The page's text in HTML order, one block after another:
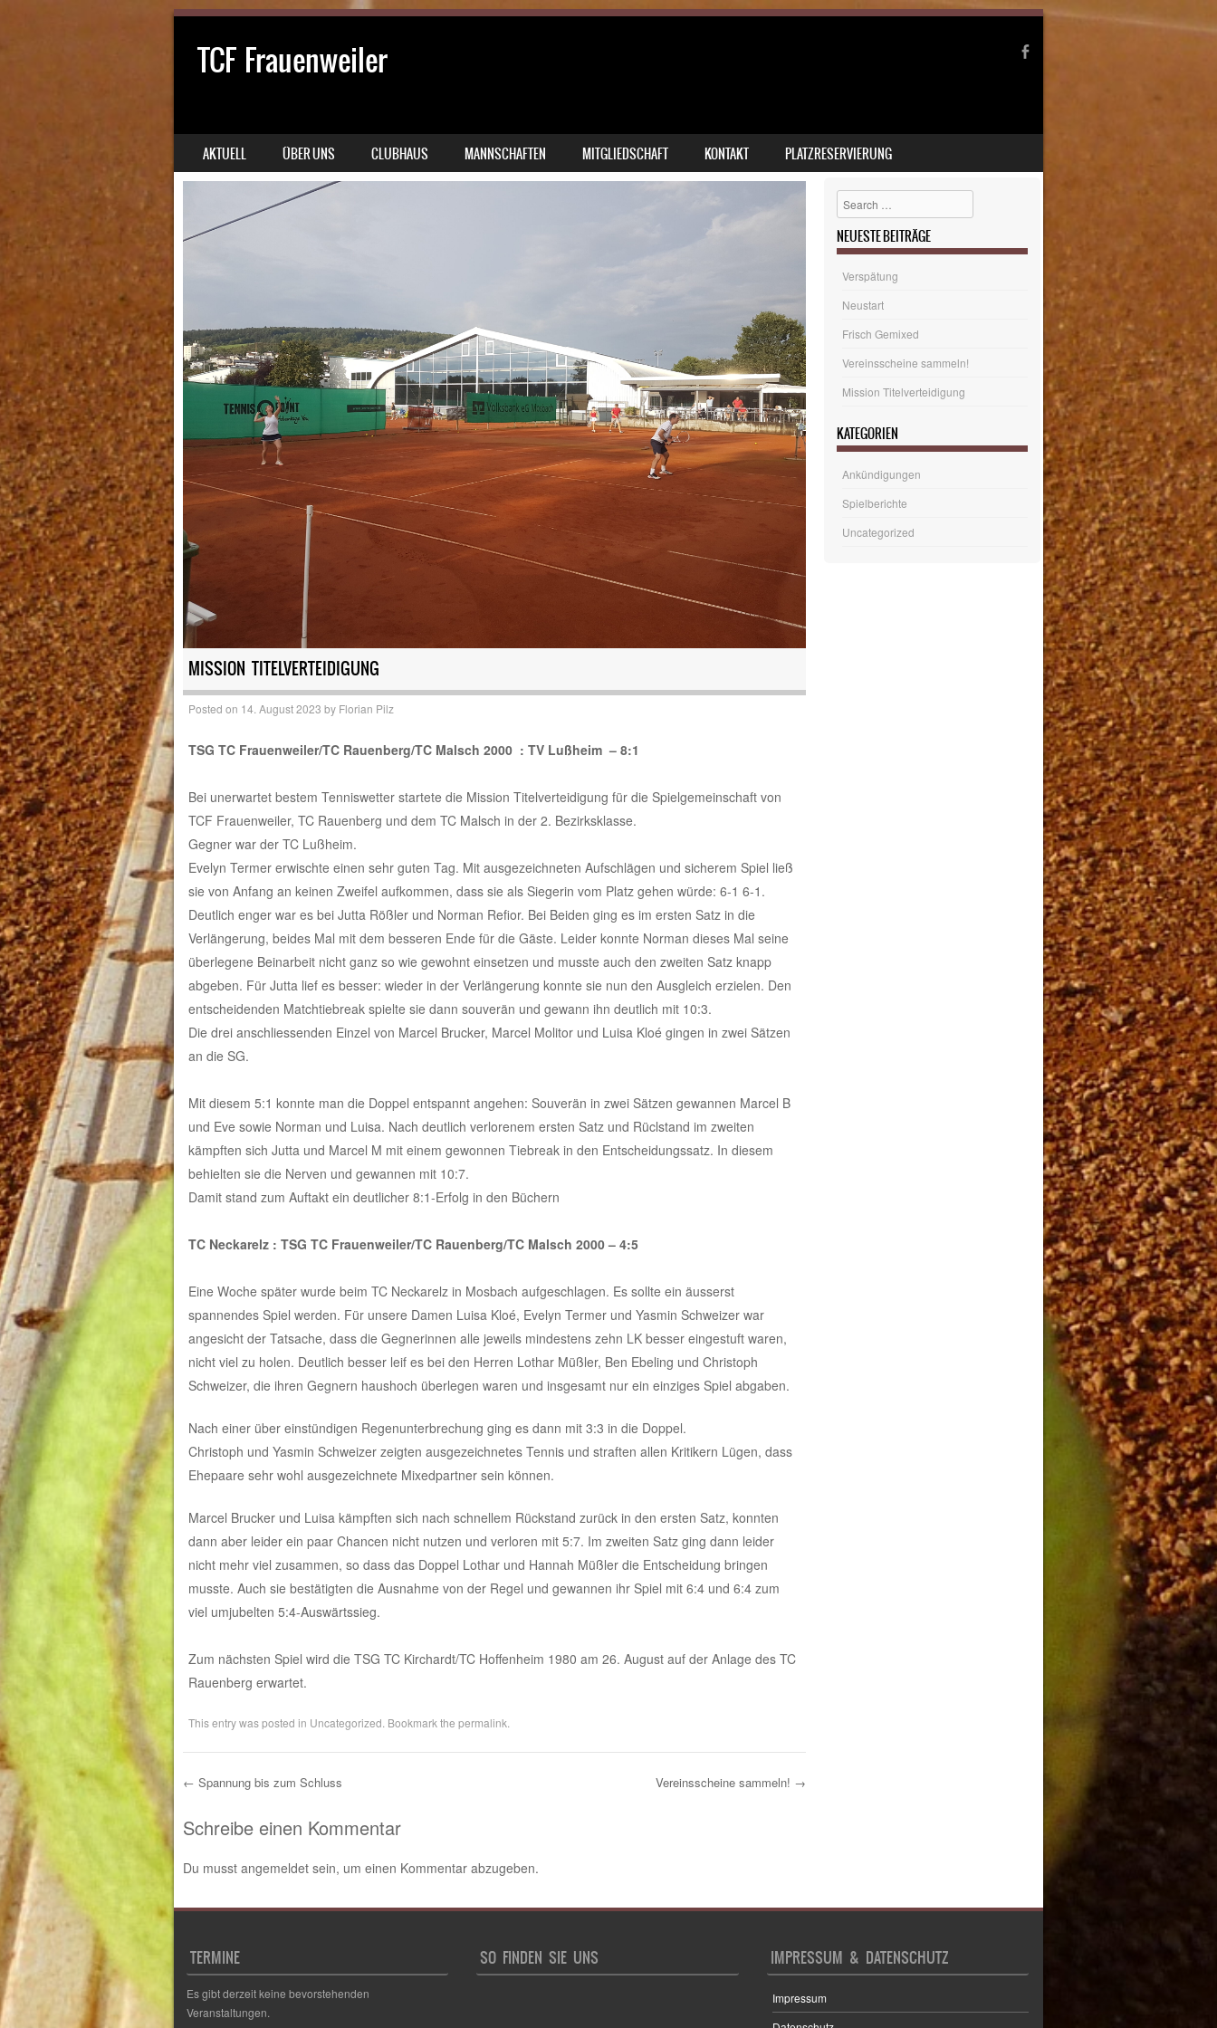
TCF Frauenweiler
MENU
SKIP TO CONTENT
AKTUELL ÜBER UNS CLUBHAUS MANNSCHAFTEN MITGLIEDSCHAFT KONTAKT PLATZRESERVIERUNG
MISSION TITELVERTEIDIGUNG
Posted on 14. August 2023 by Florian Pilz
TSG TC Frauenweiler/TC Rauenberg/TC Malsch 2000 : TV Lußheim – 8:1
Bei unerwartet bestem Tenniswetter startete die Mission Titelverteidigung für die Spielgemeinschaft von
TCF Frauenweiler, TC Rauenberg und dem TC Malsch in der 2. Bezirksklasse.
Gegner war der TC Lußheim.
Evelyn Termer erwischte einen sehr guten Tag. Mit ausgezeichneten Aufschlägen und sicherem Spiel ließ
sie von Anfang an keinen Zweifel aufkommen, dass sie als Siegerin vom Platz gehen würde: 6-1 6-1.
Deutlich enger war es bei Jutta Rößler und Norman Refior. Bei Beiden ging es im ersten Satz in die
Verlängerung, beides Mal mit dem besseren Ende für die Gäste. Leider konnte Norman dieses Mal seine
überlegene Beinarbeit nicht ganz so wie gewohnt einsetzen und musste auch den zweiten Satz knapp
abgeben. Für Jutta lief es besser: wieder in der Verlängerung konnte sie nun den Ausgleich erzielen. Den
entscheidenden Matchtiebreak spielte sie dann souverän und gewann ihn deutlich mit 10:3.
Die drei anschliessenden Einzel von Marcel Brucker, Marcel Molitor und Luisa Kloé gingen in zwei Sätzen
an die SG.
Mit diesem 5:1 konnte man die Doppel entspannt angehen: Souverän in zwei Sätzen gewannen Marcel B
und Eve sowie Norman und Luisa. Nach deutlich verlorenem ersten Satz und Rüclstand im zweiten
kämpften sich Jutta und Marcel M mit einem gewonnen Tiebreak in den Entscheidungssatz. In diesem
behielten sie die Nerven und gewannen mit 10:7.
Damit stand zum Auftakt ein deutlicher 8:1-Erfolg in den Büchern
TC Neckarelz : TSG TC Frauenweiler/TC Rauenberg/TC Malsch 2000 – 4:5
Eine Woche später wurde beim TC Neckarelz in Mosbach aufgeschlagen. Es sollte ein äusserst
spannendes Spiel werden. Für unsere Damen Luisa Kloé, Evelyn Termer und Yasmin Schweizer war
angesicht der Tatsache, dass die Gegnerinnen alle jeweils mindestens zehn LK besser eingestuft waren,
nicht viel zu holen. Deutlich besser leif es bei den Herren Lothar Müßler, Ben Ebeling und Christoph
Schweizer, die ihren Gegnern haushoch überlegen waren und insgesamt nur ein einziges Spiel abgaben.
Nach einer über einstündigen Regenunterbrechung ging es dann mit 3:3 in die Doppel.
Christoph und Yasmin Schweizer zeigten ausgezeichnetes Tennis und straften allen Kritikern Lügen, dass
Ehepaare sehr wohl ausgezeichnete Mixedpartner sein können.
Marcel Brucker und Luisa kämpften sich nach schnellem Rückstand zurück in den ersten Satz, konnten
dann aber leider ein paar Chancen nicht nutzen und verloren mit 5:7. Im zweiten Satz ging dann leider
nicht mehr viel zusammen, so dass das Doppel Lothar und Hannah Müßler die Entscheidung bringen
musste. Auch sie bestätigten die Ausnahme von der Regel und gewannen ihr Spiel mit 6:4 und 6:4 zum
viel umjubelten 5:4-Auswärtssieg.
Zum nächsten Spiel wird die TSG TC Kirchardt/TC Hoffenheim 1980 am 26. August auf der Anlage des TC
Rauenberg erwartet.
This entry was posted in Uncategorized . Bookmark the permalink
Post navigation
← Spannung bis zum Schluss Vereinsscheine sammeln! →
Schreibe einen Kommentar
Du musst angemeldetsein, um einen Kommentar abzugeben.
Search
NEUESTE BEITRÄGE
Verspätung
Neustart
Frisch Gemixed
Vereinsscheine sammeln!
Mission Titelverteidigung
KATEGORIEN
Ankündigungen
Spielberichte
Uncategorized
TERMINE
Es gibt derzeit keine bevorstehenden
Veranstaltungen.
SO FINDEN SIE UNS IMPRESSUM & DATENSCHUTZ
Impressum